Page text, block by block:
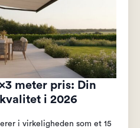
meter pris: Din
i 2026
i virkeligheden som et 15